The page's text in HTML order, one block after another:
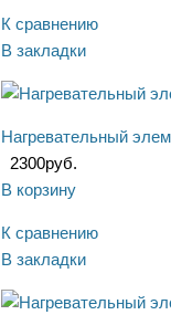
К сравнению
В закладки
Нагревательный
2300руб.
В корзину
К сравнению
В закладки